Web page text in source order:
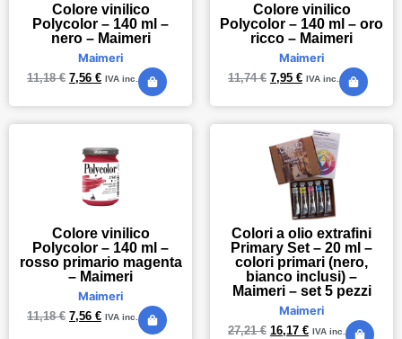
Colore vinilico
Polycolor – 140 ml –
nero – Maimeri
Maimeri
11,18€ 7,56 € IVA inc.
Colore vinilico
Polycolor – 140 ml – oro
ricco – Maimeri
Maimeri
11,74€ 7,95 € IVA inc.
Colore vinilico
Polycolor – 140 ml –
rosso primario magenta
– Maimeri
Maimeri
11,18€ 7,56 € IVA inc.
Colori a olio extrafini
Primary Set – 20 ml –
colori primari (nero,
bianco inclusi) –
Maimeri – set 5 pezzi
Maimeri
27,21€ 16,17 € IVA inc.